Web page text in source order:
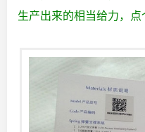
生产出来的相当给力，点